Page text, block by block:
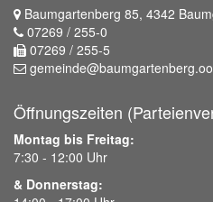
Baumgartenberg 85, 4342
07269 / 255-0
07269 / 255-5
Öffnungszeiten
Montag bis Freitag:
7:30 - 12:00 Uhr
& Donnerstag: